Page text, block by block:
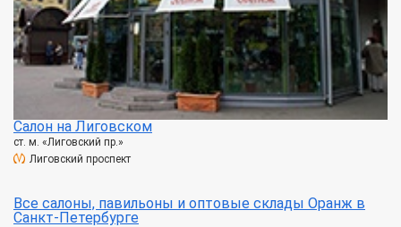
Салон на Лиговском
ст. м. «Лиговский пр.»
Лиговский проспект
Все салоны, павильоны и оптовые склады Оранж в
Санкт-Петербурге